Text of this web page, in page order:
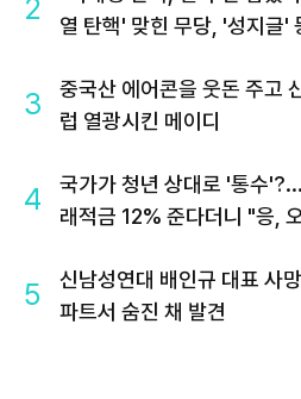
2
열 탄핵' 맞힌 무당, '성지글'
3
중국산 에어콘을 웃돈 주고
럽 열광시킨 메이디
4
국가가 청년 상대로 '통수
래적금 12% 준다더니 "응,
5
신남성연대 배인규 대표 사
파트서 숨진 채 발견